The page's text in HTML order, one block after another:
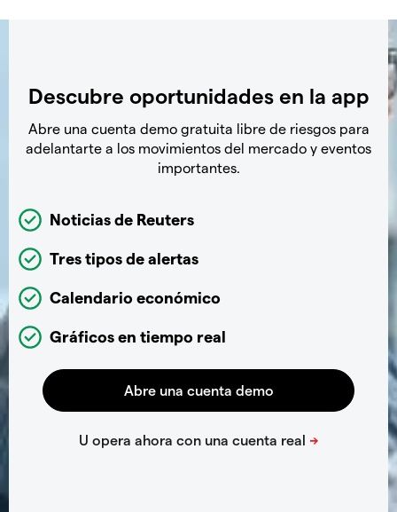
Descubre oportunidades en la app
Abre una cuenta demo gratuita libre de riesgos para
adelantarte a los movimientos del mercado y eventos
importantes.
Noticias de Reuters
Tres tipos de alertas
Calendario económico
Gráficos en tiempo real